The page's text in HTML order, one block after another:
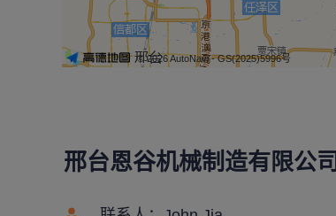
邢台恩谷机械制造有限公司
© 2026 AutoNavi- GS(2025)5996号